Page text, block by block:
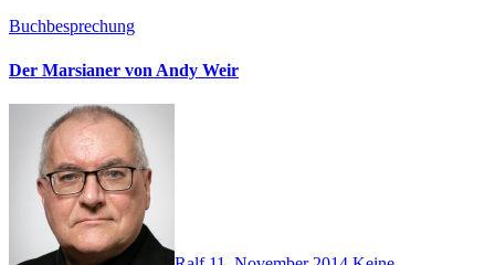
Buchbesprechung
Der Marsianer von Andy Weir